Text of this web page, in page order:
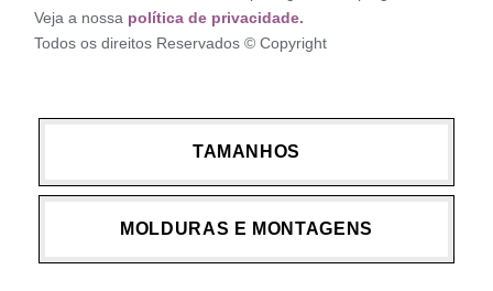
Veja a nossa política de privacidade.
Todos os direitos Reservados © Copyright
TAMANHOS
MOLDURAS E MONTAGENS